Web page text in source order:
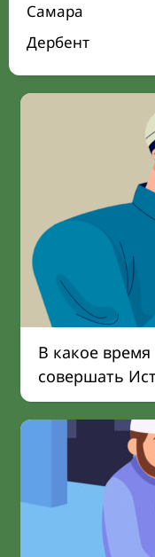
Самара
Дербент
В какое
совершать